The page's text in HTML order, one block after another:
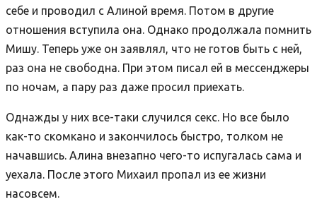
себе и проводил с Алиной время. Потом в другие
отношения вступила она. Однако продолжала помнить
Мишу. Теперь уже он заявлял, что не готов быть с ней,
раз она не свободна. При этом писал ей в мессенджеры
по ночам, а пару раз даже просил приехать.
Однажды у них все-таки случился секс. Но все было
как-то скомкано и закончилось быстро, толком не
начавшись. Алина внезапно чего-то испугалась сама и
уехала. После этого Михаил пропал из ее жизни
насовсем.